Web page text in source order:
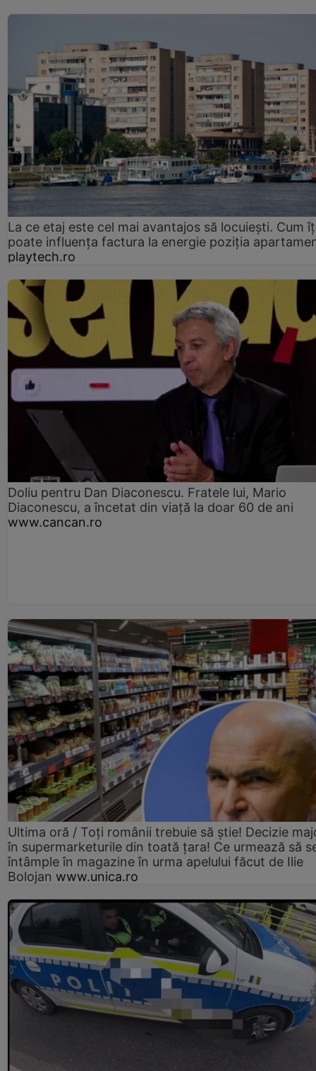
La ce etaj este cel mai avantajos să locuiești. Cum
poate influența factura la energie poziția
playtech.ro
Doliu pentru Dan Diaconescu. Fratele lui, Mario
Diaconescu, a încetat din viață la doar 60 de ani
www.cancan.ro
Ultima oră / Toți românii trebuie să știe! Decizie
în supermarketurile din toată țara! Ce urmează să
întâmple în magazine în urma apelului făcut de Ilie
Bolojan www.unica.ro